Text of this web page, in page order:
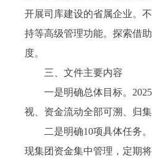
开展司库建设的省属企业。
持等高级管理功能。探索借
度。
三、文件主要内容
一是明确总体目标。
视、资金流动全部可溯、归
二是明确10项具体任务
现集团资金集中管理，定期